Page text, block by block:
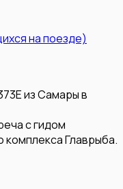
на поезде)
из Самары в
с гидом
Главрыба.